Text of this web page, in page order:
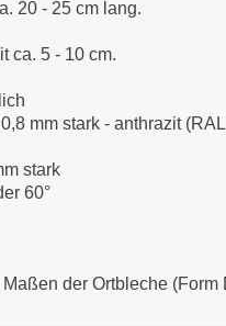
20 - 25 cm lang.
ca. 5 - 10 cm.
mm stark - anthrazit
stark
60°
der Ortbleche